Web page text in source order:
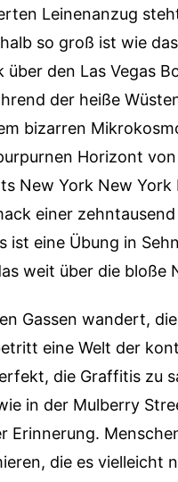
Leinenanzug
so groß ist wie
den Las Vegas
der heiße
bizarren
Horizont
New York New
einer
ist eine Übung in
weit über die bloße
Gassen wandert,
eine Welt der
die Graffitis zu
in der Mulberry
Erinnerung.
die es vielleicht